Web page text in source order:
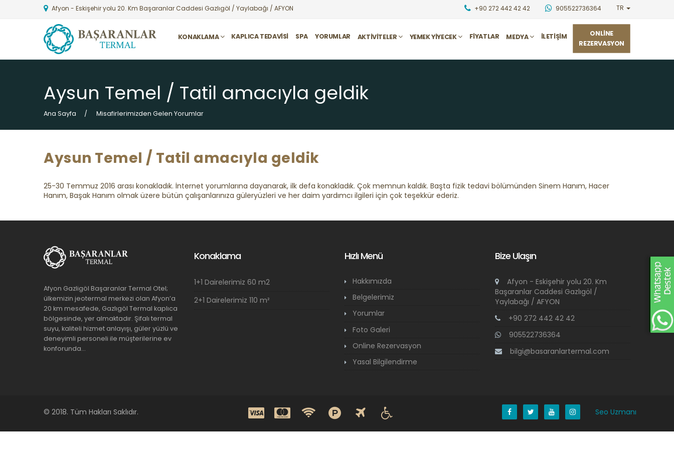
Afyon - Eskişehir yolu 20. Km Başaranlar Caddesi Gazlıgöl / Yaylabağı / AFYON +90 272 442 42 42 905522736364 TR
KONAKLAMA KAPLICA TEDAVISI SPA YORUMLAR AKTIVITELER YEMEK YIYECEK FIYATLAR MEDYA İLETIŞIM
ONLINE
REZERVASYON
Aysun Temel / Tatil amacıyla geldik
Ana Sayfa Misafirlerimizden Gelen Yorumlar
Aysun Temel / Tatil amacıyla geldik
25-30 Temmuz 2016 arası konakladık. İnternet yorumlarına dayanarak, ilk defa konakladık. Çok memnun kaldık. Başta fizik tedavi bölümünden Sinem Hanım, Hacer
Hanım, Başak Hanım olmak üzere bütün çalışanlarınıza güleryüzleri ve her daim yardımcı ilgileri için çok teşekkür ederiz.
Afyon Gazligöl Başaranlar Termal Otel;
ülkemizin jeotermal merkezi olan Afyon’a
20 km mesafede, Gazlıgöl Termal kaplıca
bölgesinde, yer almaktadır. Şifalı termal
suyu, kaliteli hizmet anlayışı, güler yüzlü ve
deneyimli personeli ile müşterilerine ev
konforunda...
Konaklama
1+1 Dairelerimiz 60 m2
2+1 Dairelerimiz 110 m²
Hızlı Menü
Hakkımızda
Belgelerimiz
Yorumlar
Foto Galeri
Online Rezervasyon
Yasal Bilgilendirme
Bize Ulaşın
Afyon - Eskişehir yolu 20. Km
Başaranlar Caddesi Gazlıgöl /
Yaylabağı / AFYON
+90 272 442 42 42
905522736364
bilgi@basaranlartermal.com
© 2018. Tüm Hakları Saklıdır. Seo Uzmanı